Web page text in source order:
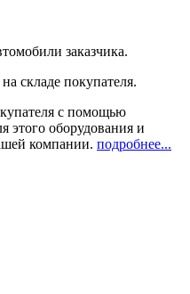
заказчика.
складе покупателя.
с помощью
этого оборудования и
компании. подробнее...